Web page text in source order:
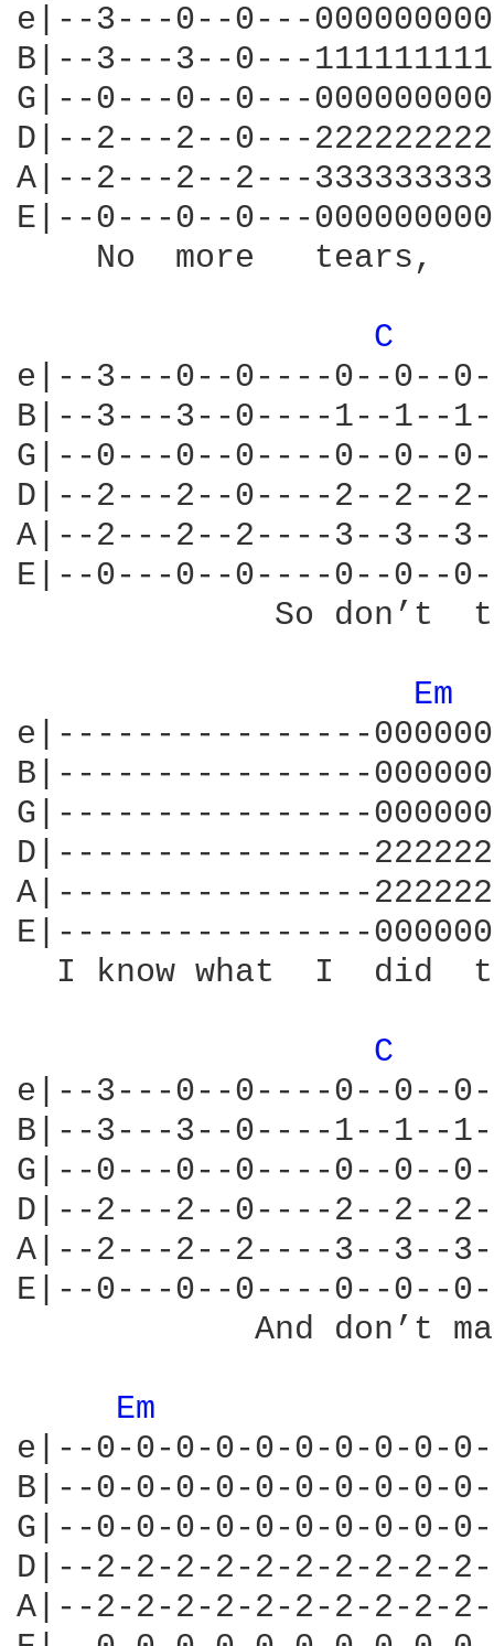
e|--3---0--0---
B|--3---3--0---
G|--0---0--0---
D|--2---2--0---
A|--2---2--2---
E|--0---0--0---
No  more   tears,
C
e|--3---0--0----0--0--
B|--3---3--0----1--1--
G|--0---0--0----0--0--
D|--2---2--0----2--2--
A|--2---2--2----3--3--
E|--0---0--0----0--0--
So don’t
Em
e|----------------
B|----------------
G|----------------
D|----------------
A|----------------
E|----------------
I know what  I  did
C
e|--3---0--0----0--0--
B|--3---3--0----1--1--
G|--0---0--0----0--0--
D|--2---2--0----2--2--
A|--2---2--2----3--3--
E|--0---0--0----0--0--
And don’t
Em
e|--0-0-0-0-0-0-0-0-
B|--0-0-0-0-0-0-0-0-
G|--0-0-0-0-0-0-0-0-
D|--2-2-2-2-2-2-2-2-
A|--2-2-2-2-2-2-2-2-